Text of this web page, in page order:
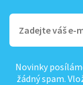
Novinky
žádný spam.